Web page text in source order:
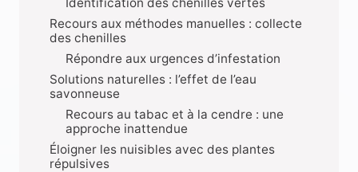
Recours aux méthodes manuelles : collecte
des chenilles
Répondre aux urgences d’infestation
Solutions naturelles : l’effet de l’eau
savonneuse
Recours au tabac et à la cendre : une
approche inattendue
Éloigner les nuisibles avec des plantes
répulsives